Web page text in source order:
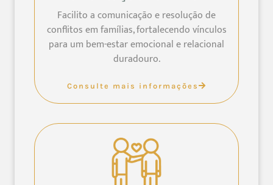
Facilito a comunicação e resolução de
conflitos em famílias, fortalecendo vínculos
para um bem-estar emocional e relacional
duradouro.
Consulte mais informações